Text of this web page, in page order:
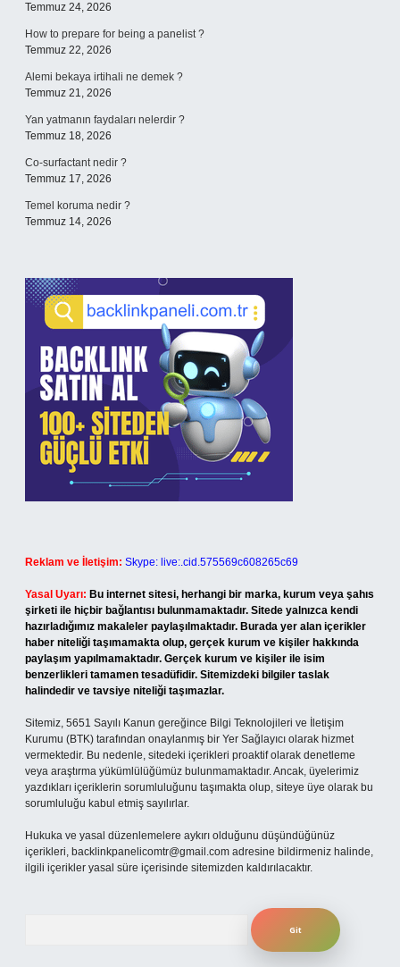
Temmuz 24, 2026
How to prepare for being a panelist ?
Temmuz 22, 2026
Alemi bekaya irtihali ne demek ?
Temmuz 21, 2026
Yan yatmanın faydaları nelerdir ?
Temmuz 18, 2026
Co-surfactant nedir ?
Temmuz 17, 2026
Temel koruma nedir ?
Temmuz 14, 2026
Reklam ve İletişim: Skype: live:.cid.575569c608265c69
Yasal Uyarı: Bu internet sitesi, herhangi bir marka, kurum veya şahıs
şirketi ile hiçbir bağlantısı bulunmamaktadır. Sitede yalnızca kendi
hazırladığımız makaleler paylaşılmaktadır. Burada yer alan içerikler
haber niteliği taşımamakta olup, gerçek kurum ve kişiler hakkında
paylaşım yapılmamaktadır. Gerçek kurum ve kişiler ile isim
benzerlikleri tamamen tesadüfidir. Sitemizdeki bilgiler taslak
halindedir ve tavsiye niteliği taşımazlar.
Sitemiz, 5651 Sayılı Kanun gereğince Bilgi Teknolojileri ve İletişim
Kurumu (BTK) tarafından onaylanmış bir Yer Sağlayıcı olarak hizmet
vermektedir. Bu nedenle, sitedeki içerikleri proaktif olarak denetleme
veya araştırma yükümlülüğümüz bulunmamaktadır. Ancak, üyelerimiz
yazdıkları içeriklerin sorumluluğunu taşımakta olup, siteye üye olarak bu
sorumluluğu kabul etmiş sayılırlar.
Hukuka ve yasal düzenlemelere aykırı olduğunu düşündüğünüz
içerikleri, backlinkpanelicomtr@gmail.com adresine bildirmeniz halinde,
ilgili içerikler yasal süre içerisinde sitemizden kaldırılacaktır.